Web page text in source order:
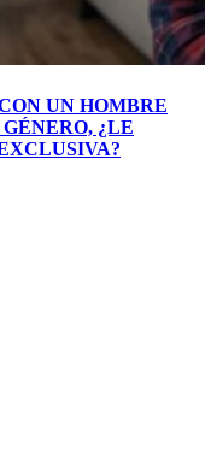
UN HOMBRE
¿LE